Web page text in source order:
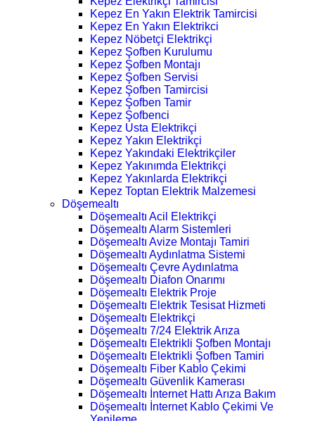
Kepez En Yakın Elektrik Tamircisi
Kepez En Yakın Elektrikci
Kepez Nöbetçi Elektrikçi
Kepez Şofben Kurulumu
Kepez Şofben Montajı
Kepez Şofben Servisi
Kepez Şofben Tamircisi
Kepez Şofben Tamir
Kepez Şofbenci
Kepez Usta Elektrikçi
Kepez Yakın Elektrikçi
Kepez Yakındaki Elektrikçiler
Kepez Yakınımda Elektrikçi
Kepez Yakınlarda Elektrikçi
Kepez Toptan Elektrik Malzemesi
Döşemealtı
Döşemealtı Acil Elektrikçi
Döşemealtı Alarm Sistemleri
Döşemealtı Avize Montajı Tamiri
Döşemealtı Aydınlatma Sistemi
Döşemealtı Çevre Aydınlatma
Döşemealtı Diafon Onarımı
Döşemealtı Elektrik Proje
Döşemealtı Elektrik Tesisat Hizmeti
Döşemealtı Elektrikçi
Döşemealtı 7/24 Elektrik Arıza
Döşemealtı Elektrikli Şofben Montajı
Döşemealtı Elektrikli Şofben Tamiri
Döşemealtı Fiber Kablo Çekimi
Döşemealtı Güvenlik Kamerası
Döşemealtı İnternet Hattı Arıza Bakım
Döşemealtı İnternet Kablo Çekimi Ve